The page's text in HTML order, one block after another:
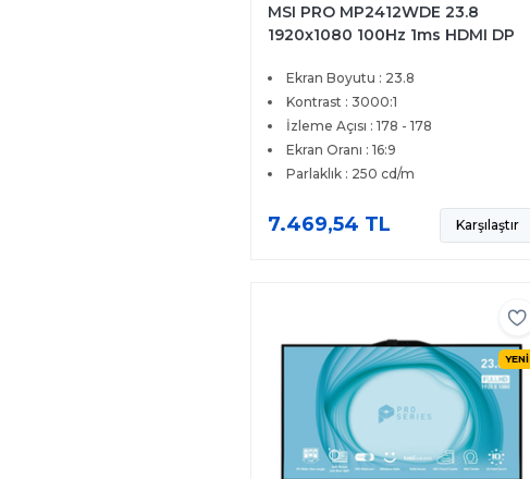
MSI PRO MP2412WDE 23.8
1920x1080 100Hz 1ms HDMI DP
Ekran Boyutu : 23.8
Kontrast : 3000:1
İzleme Açısı : 178 - 178
Ekran Oranı : 16:9
Parlaklık : 250 cd/m
7.469,54 TL Karşılaştır
YENİ